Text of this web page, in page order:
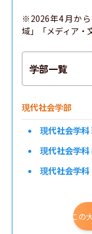
※2026年4月か
域」「メディア・
学部一覧
現代社会学部
現代社会学
現代社会学
現代社会学
この